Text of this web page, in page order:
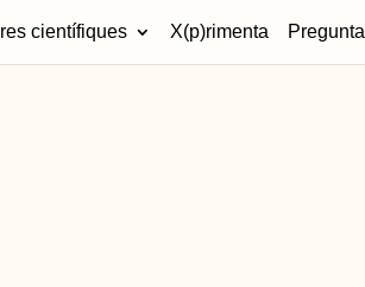
científiques X(p)rimenta Pregunta